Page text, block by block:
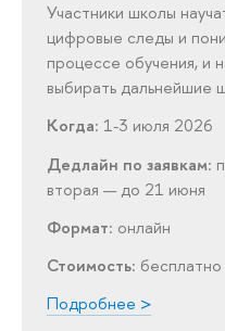
Участники школы
цифровые следы и
процессе обучения, и
выбирать дальнейшие
Когда: 1-3 июля 2026
Дедлайн по заявкам:
вторая — до 21 июня
Формат: онлайн
Стоимость: бесплатно
Подробнее >